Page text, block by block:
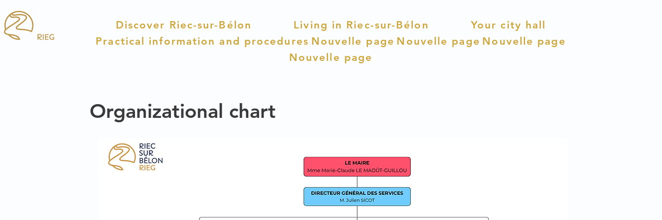
Discover Riec-sur-Bélon Living in Riec-sur-Bélon
Your city hall
Practical information and procedures Nouvelle page Nouvelle page Nouvelle page
Nouvelle page
Organizational chart